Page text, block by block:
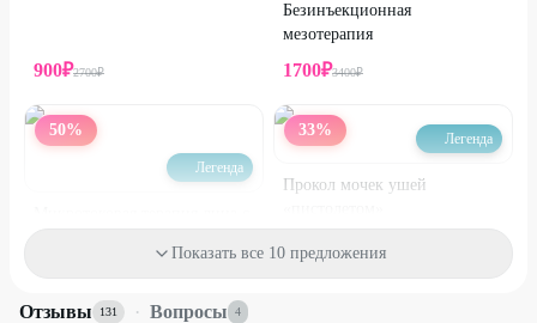
900₽2700₽
Безинъекционная
мезотерапия
1700₽3400₽
50%
Легенда
33% Легенда
Прокол мочек ушей
Показать все 10 предложения
Отзывы 131 · Вопросы 4